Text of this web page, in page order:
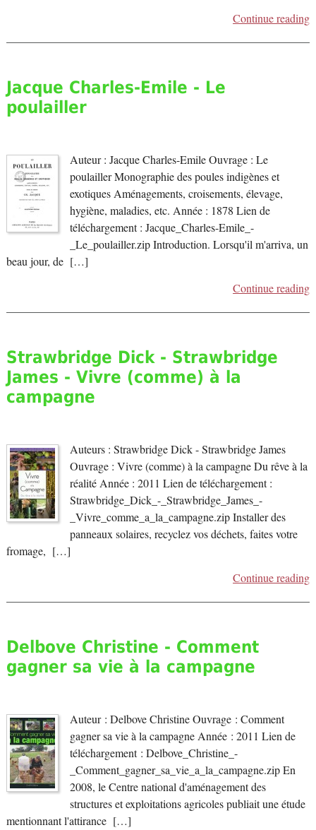
Continue reading
Jacque Charles-Emile - Le
poulailler
Auteur : Jacque Charles-Emile Ouvrage : Le
poulailler Monographie des poules indigènes et
exotiques Aménagements, croisements, élevage,
hygiène, maladies, etc. Année : 1878 Lien de
téléchargement : Jacque_Charles-Emile_-
_Le_poulailler.zip Introduction. Lorsqu'il m'arriva, un
beau jour, de […]
Continue reading
Strawbridge Dick - Strawbridge
James - Vivre (comme) à la
campagne
Auteurs : Strawbridge Dick - Strawbridge James
Ouvrage : Vivre (comme) à la campagne Du rêve à la
réalité Année : 2011 Lien de téléchargement :
Strawbridge_Dick_-_Strawbridge_James_-
_Vivre_comme_a_la_campagne.zip Installer des
panneaux solaires, recyclez vos déchets, faites votre
fromage, […]
Continue reading
Delbove Christine - Comment
gagner sa vie à la campagne
Auteur : Delbove Christine Ouvrage : Comment
gagner sa vie à la campagne Année : 2011 Lien de
téléchargement : Delbove_Christine_-
_Comment_gagner_sa_vie_a_la_campagne.zip En
2008, le Centre national d'aménagement des
structures et exploitations agricoles publiait une étude
mentionnant l'attirance […]